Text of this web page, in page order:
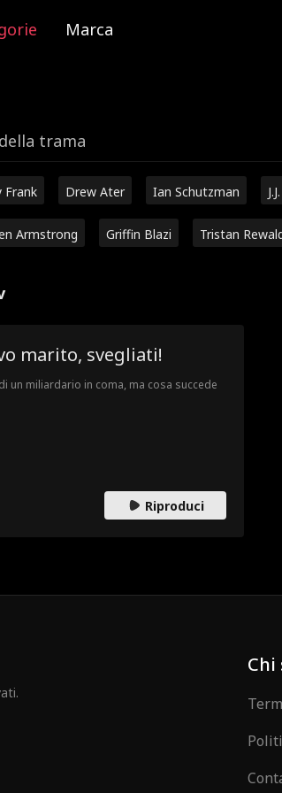
Marca
trama
Frank Drew Ater Ian Schutzman
Armstrong Griffin Blazi Tristan
marito, svegliati!
un miliardario in coma, ma cosa succede
Riproduci
Chi